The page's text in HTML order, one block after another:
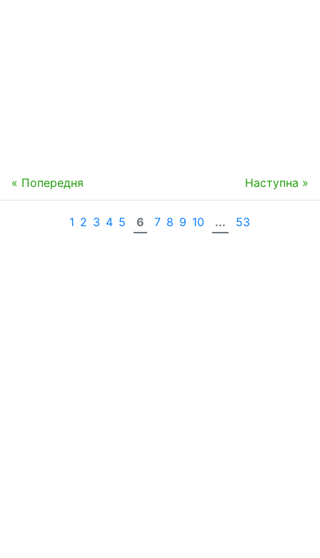
« Попередня Наступна »
1 2 3 4 5 6 7 8 9 10 ... 53